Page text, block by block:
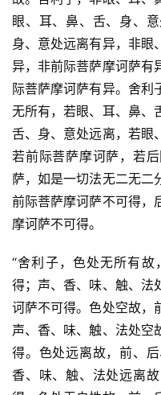
眼、耳、鼻、舌、身、
身、意处远离有异，非眼
异，非前际菩萨摩诃萨有
际菩萨摩诃萨有异。舍利
无所有，若眼、耳、鼻、
舌、身、意处远离，若眼
若前际菩萨摩诃萨，若
萨，如是一切法无二无二
前际菩萨摩诃萨不可得，
摩诃萨不可得。
“舍利子，色处无所有
得；声、香、味、触、法
诃萨不可得。色处空故，
声、香、味、触、法处空
得。色处远离故，前、
香、味、触、法处远离